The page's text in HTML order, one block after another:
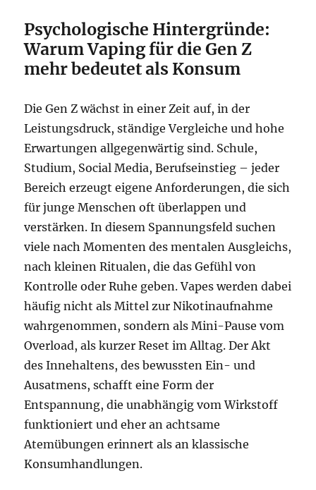
Psychologische Hintergründe:
Warum Vaping für die Gen Z
mehr bedeutet als Konsum
Die Gen Z wächst in einer Zeit auf, in der
Leistungsdruck, ständige Vergleiche und hohe
Erwartungen allgegenwärtig sind. Schule,
Studium, Social Media, Berufseinstieg – jeder
Bereich erzeugt eigene Anforderungen, die sich
für junge Menschen oft überlappen und
verstärken. In diesem Spannungsfeld suchen
viele nach Momenten des mentalen Ausgleichs,
nach kleinen Ritualen, die das Gefühl von
Kontrolle oder Ruhe geben. Vapes werden dabei
häufig nicht als Mittel zur Nikotinaufnahme
wahrgenommen, sondern als Mini-Pause vom
Overload, als kurzer Reset im Alltag. Der Akt
des Innehaltens, des bewussten Ein- und
Ausatmens, schafft eine Form der
Entspannung, die unabhängig vom Wirkstoff
funktioniert und eher an achtsame
Atemübungen erinnert als an klassische
Konsumhandlungen.